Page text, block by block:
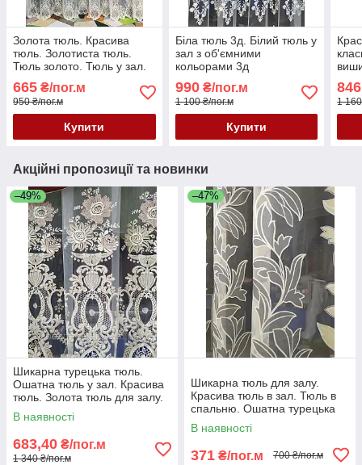
Золота тюль. Красива
тюль. Золотиста тюль.
Тюль золото. Тюль у зал.
Тюль 3д.
665 ₴/пог.м
950 ₴/пог.м
Купити
Біла тюль 3д. Білий тюль у
зал з об'ємними
кольорами 3д
990₴/пог.м
1 100 ₴/пог.м
Купити
1
Акційні пропозиції та новинки
–49%
Шикарна турецька тюль.
Ошатна тюль у зал. Красива
тюль. Золота тюль для залу.
Тюль для спальні. Тюль 3д
В наявності
683,40 ₴/пог.м
1 340 ₴/пог.м
–47%
Шикарна тюль для залу.
Красива тюль в зал. Тюль в
спальню. Ошатна турецька
тюль
В наявності
371 ₴/пог.м 700 ₴/пог.м